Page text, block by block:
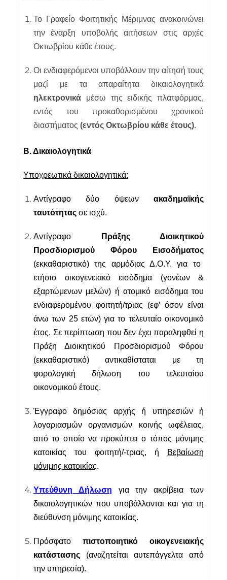
Το Γραφείο Φοιτητικής Μέριμνας ανακοινώνει
την έναρξη υποβολής αιτήσεων στις αρχές
Οκτωβρίου κάθε έτους.
Οι ενδιαφερόμενοι υποβάλλουν την αίτησή τους
μαζί με τα απαραίτητα δικαιολογητικά
ηλεκτρονικά μέσω της ειδικής πλατφόρμας,
εντός του προκαθορισμένου χρονικού
διαστήματος (εντός Οκτωβρίου κάθε έτους).
Β. Δικαιολογητικά
Υποχρεωτικά δικαιολογητικά:
Αντίγραφο δύο όψεων ακαδημαϊκής
ταυτότητας σε ισχύ.
Αντίγραφο Πράξης Διοικητικού
Προσδιορισμού Φόρου Εισοδήματος
(εκκαθαριστικό) της αρμόδιας Δ.Ο.Υ. για το
ετήσιο οικογενειακό εισόδημα (γονέων &
εξαρτώμενων μελών) ή ατομικό εισόδημα του
ενδιαφερομένου φοιτητή/τριας (εφ’ όσον είναι
άνω των 25 ετών) για το τελευταίο οικονομικό
έτος. Σε περίπτωση που δεν έχει παραληφθεί η
Πράξη Διοικητικού Προσδιορισμού Φόρου
(εκκαθαριστικό) αντικαθίσταται με τη
φορολογική δήλωση του τελευταίου
οικονομικού έτους.
Έγγραφο δημόσιας αρχής ή υπηρεσιών ή
λογαριασμών οργανισμών κοινής ωφέλειας,
από το οποίο να προκύπτει ο τόπος μόνιμης
κατοικίας του φοιτητή/-τριας, ή
Βεβαίωση
μόνιμης κατοικίας.
Υπεύθυνη Δήλωση για την ακρίβεια των
δικαιολογητικών που υποβάλλονται και για τη
διεύθυνση μόνιμης κατοικίας.
Πρόσφατο πιστοποιητικό οικογενειακής
κατάστασης (αναζητείται αυτεπάγγελτα από
την υπηρεσία).